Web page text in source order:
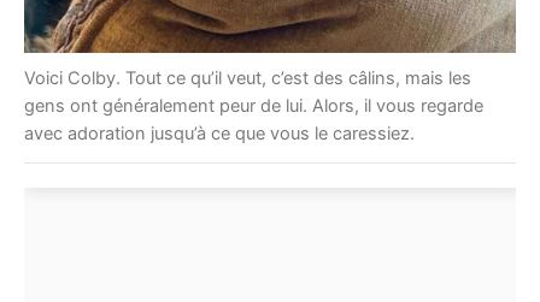
Voici Colby. Tout ce qu’il veut, c’est des câlins, mais les
gens ont généralement peur de lui. Alors, il vous regarde
avec adoration jusqu’à ce que vous le caressiez.